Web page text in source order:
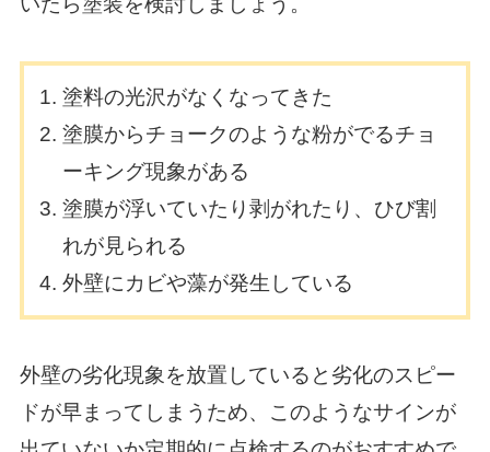
塗料の光沢がなくなってきた
塗膜からチョークのような粉がでるチョ
ーキング現象がある
塗膜が浮いていたり剥がれたり、ひび割
れが見られる
外壁にカビや藻が発生している
外壁の劣化現象を放置していると劣化のスピー
ドが早まってしまうため、このようなサインが